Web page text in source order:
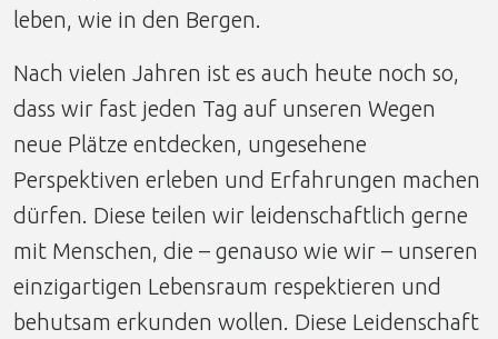
leben, wie in den Bergen.
Nach vielen Jahren ist es auch heute noch so,
dass wir fast jeden Tag auf unseren Wegen
neue Plätze entdecken, ungesehene
Perspektiven erleben und Erfahrungen machen
dürfen. Diese teilen wir leidenschaftlich gerne
mit Menschen, die – genauso wie wir – unseren
einzigartigen Lebensraum respektieren und
behutsam erkunden wollen. Diese Leidenschaft